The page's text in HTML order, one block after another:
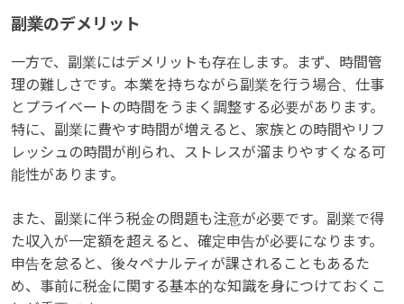
副業のデメリット
一方で、副業にはデメリットも存在します。まず、時間管
理の難しさです。本業を持ちながら副業を行う場合、仕事
とプライベートの時間をうまく調整する必要があります。
特に、副業に費やす時間が増えると、家族との時間やリフ
レッシュの時間が削られ、ストレスが溜まりやすくなる可
能性があります。
また、副業に伴う税金の問題も注意が必要です。副業で得
た収入が一定額を超えると、確定申告が必要になります。
申告を怠ると、後々ペナルティが課されることもあるた
め、事前に税金に関する基本的な知識を身につけておくこ